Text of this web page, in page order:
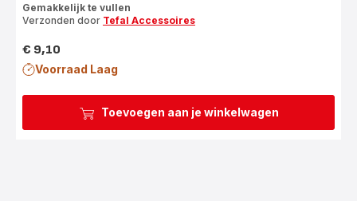
Toevoegen aan je winkelwagen
Gemakkelijk te vullen
Verzonden door Tefal Accessoires
Prijs
€ 9,10
Voorraad Laag